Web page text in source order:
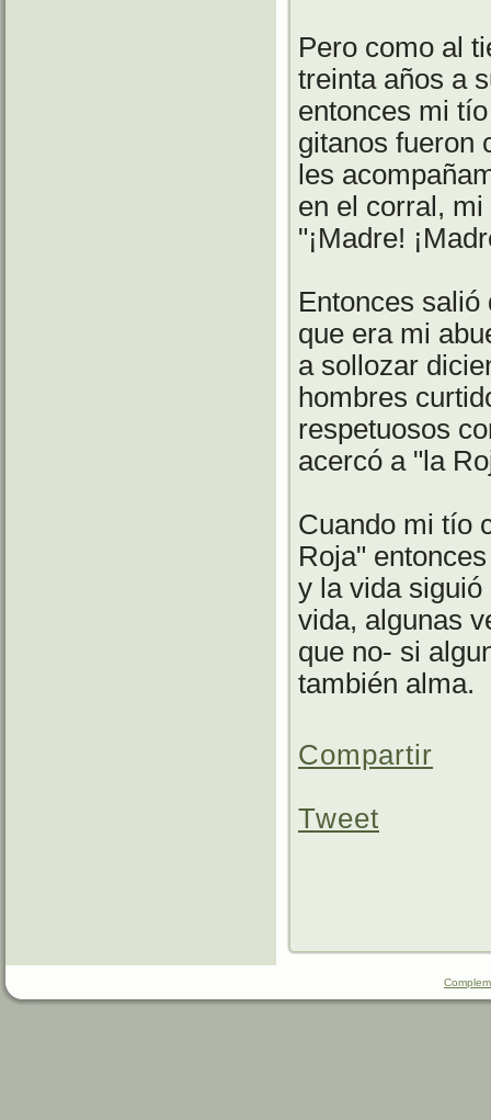
Pero como al
treinta años a
entonces mi
gitanos fueron
les
en el corral,
"¡Madre!
Entonces salió
que era mi
a sollozar
hombres
respetuosos
acercó a "la
Cuando mi tío
Roja"
y la vida
vida, algunas
que no- si
también alma.
Compartir
Tweet